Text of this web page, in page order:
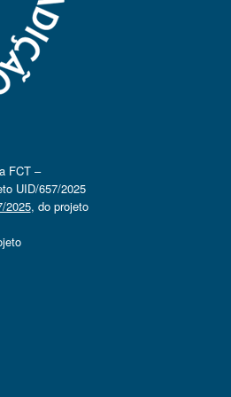
FCT –
UID/657/2025
2025, do projeto